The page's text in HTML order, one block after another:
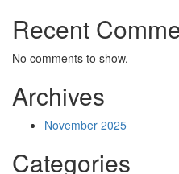
Recent
No comments to show.
Archives
November 2025
Categories